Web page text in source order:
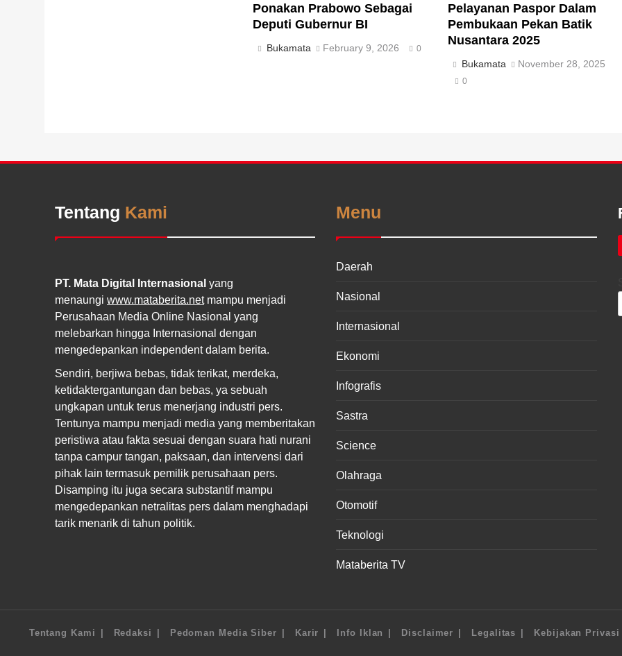
Ponakan Prabowo Sebagai
Deputi Gubernur BI
Bukamata February 9, 2026 0
Pelayanan Paspor Dalam
Pembukaan Pekan Batik
Nusantara 2025
Bukamata November 28, 2025
0
Tentang Kami
PT. Mata Digital Internasional yang
menaungi www.mataberita.netmampu menjadi
Perusahaan Media Online Nasional yang
melebarkan hingga Internasional dengan
mengedepankan independent dalam berita.
Sendiri, berjiwa bebas, tidak terikat, merdeka,
ketidaktergantungan dan bebas, ya sebuah
ungkapan untuk terus menerjang industri pers.
Tentunya mampu menjadi media yang memberitakan
peristiwa atau fakta sesuai dengan suara hati nurani
tanpa campur tangan, paksaan, dan intervensi dari
pihak lain termasuk pemilik perusahaan pers.
Disamping itu juga secara substantif mampu
mengedepankan netralitas pers dalam menghadapi
tarik menarik di tahun politik.
Menu
Daerah
Nasional
Internasional
Ekonomi
Infografis
Sastra
Science
Olahraga
Otomotif
Teknologi
Mataberita TV
Tentang Kami Redaksi Pedoman Media Siber Karir Info Iklan Disclaimer Legalitas Kebijakan Privasi